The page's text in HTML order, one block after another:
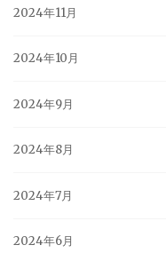
2024年11月
2024年10月
2024年9月
2024年8月
2024年7月
2024年6月